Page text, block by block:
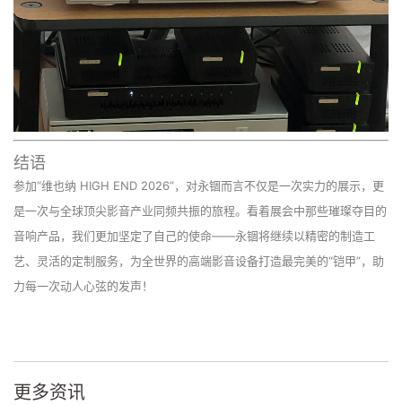
结语
参加“维也纳 HIGH END 2026”，对永锢而言不仅是一次实力的展示，更
是一次与全球顶尖影音产业同频共振的旅程。看着展会中那些璀璨夺目的
音响产品，我们更加坚定了自己的使命——永锢将继续以精密的制造工
艺、灵活的定制服务，为全世界的高端影音设备打造最完美的“铠甲”，助
力每一次动人心弦的发声！
更多资讯